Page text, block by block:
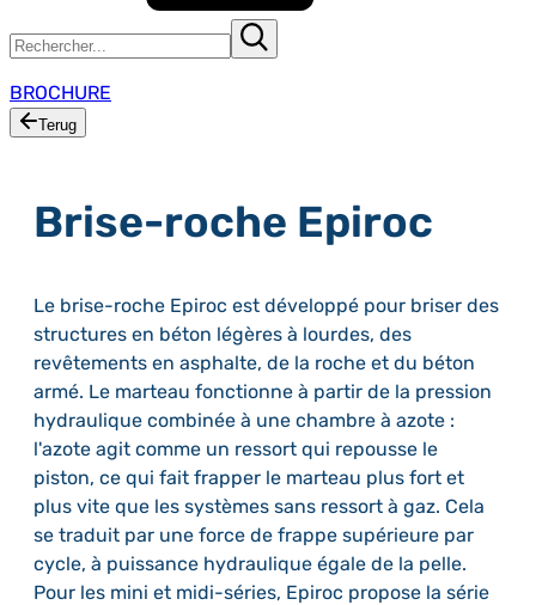
BROCHURE
Terug
Brise-roche Epiroc
Le brise-roche Epiroc est développé pour briser des
structures en béton légères à lourdes, des
revêtements en asphalte, de la roche et du béton
armé. Le marteau fonctionne à partir de la pression
hydraulique combinée à une chambre à azote :
l'azote agit comme un ressort qui repousse le
piston, ce qui fait frapper le marteau plus fort et
plus vite que les systèmes sans ressort à gaz. Cela
se traduit par une force de frappe supérieure par
cycle, à puissance hydraulique égale de la pelle.
Pour les mini et midi-séries, Epiroc propose la série